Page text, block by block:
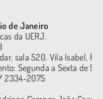
de Janeiro
da UERJ.
sala 520. Vila Isabel,
Segunda a Sexta de 9h
2334-2075